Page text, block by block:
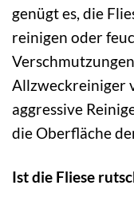
genügt es, die
reinigen oder
Allzweckreiniger
aggressive
die Oberfläche
Ist die Fliese